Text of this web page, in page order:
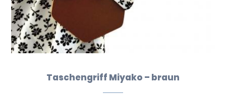
Taschengriff Miyako – braun